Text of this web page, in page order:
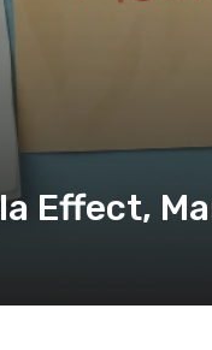
Effect,